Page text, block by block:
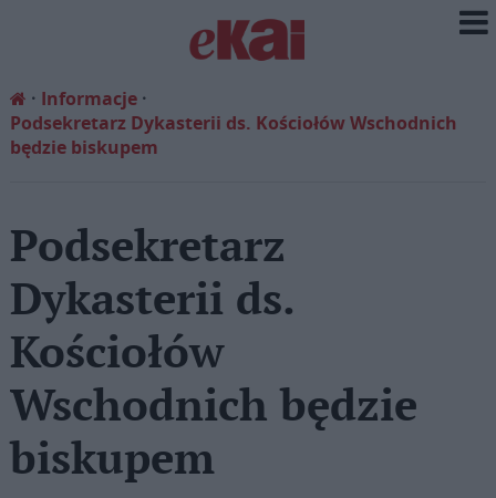
Informacje
Podsekretarz Dykasterii ds. Kościołów Wschodnich
będzie biskupem
Podsekretarz
Dykasterii ds.
Kościołów
Wschodnich będzie
biskupem